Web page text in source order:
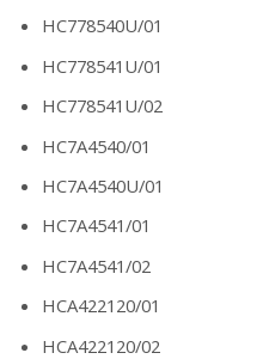
HC778540U/01
HC778541U/01
HC778541U/02
HC7A4540/01
HC7A4540U/01
HC7A4541/01
HC7A4541/02
HCA422120/01
HCA422120/02